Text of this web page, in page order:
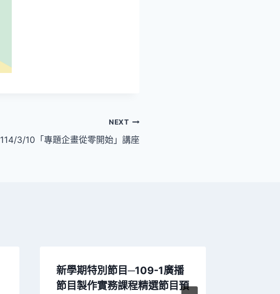
NEXT
114/3/10「專題企畫從零開始」講座
新學期特別節目─109-1廣播
節目製作實務課程精選節目預